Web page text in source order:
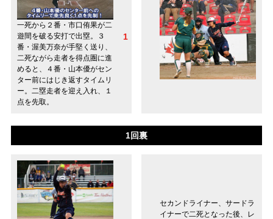
一死から２番・市口侑果が二
遊間を破る安打で出塁。３
番・渥美万奈が手堅く送り、
二死ながら走者を得点圏に進
めると、４番・山本優がセン
ター前にはじき返すタイムリ
ー。二塁走者を迎え入れ、１
点を先取。
1
1回裏
セカンドライナー、サードラ
イナーで二死となった後、レ